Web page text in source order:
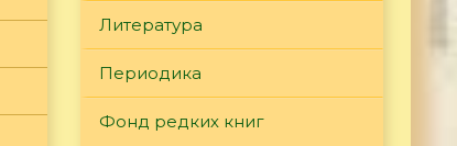
Литература
Периодика
Фонд редких книг